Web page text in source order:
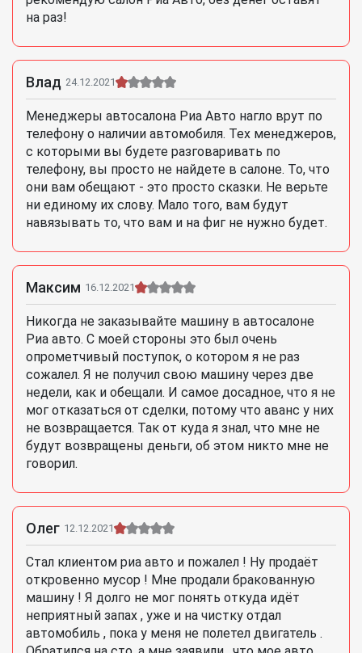
на раз!
Влад 24.12.2021
Менеджеры автосалона Риа Авто нагло врут по
телефону о наличии автомобиля. Тех менеджеров,
с которыми вы будете разговаривать по
телефону, вы просто не найдете в салоне. То, что
они вам обещают - это просто сказки. Не верьте
ни единому их слову. Мало того, вам будут
навязывать то, что вам и на фиг не нужно будет.
Максим 16.12.2021
Никогда не заказывайте машину в автосалоне
Риа авто. С моей стороны это был очень
опрометчивый поступок, о котором я не раз
сожалел. Я не получил свою машину через две
недели, как и обещали. И самое досадное, что я не
мог отказаться от сделки, потому что аванс у них
не возвращается. Так от куда я знал, что мне не
будут возвращены деньги, об этом никто мне не
говорил.
Олег 12.12.2021
Стал клиентом риа авто и пожалел ! Ну продаёт
откровенно мусор ! Мне продали бракованную
машину ! Я долго не мог понять откуда идёт
неприятный запах , уже и на чистку отдал
автомобиль , пока у меня не полетел двигатель .